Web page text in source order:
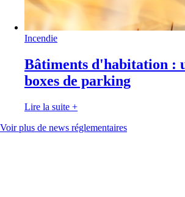
Incendie
Bâtiments d'habitation :
boxes de parking
Lire la suite +
Voir plus de news réglementaires